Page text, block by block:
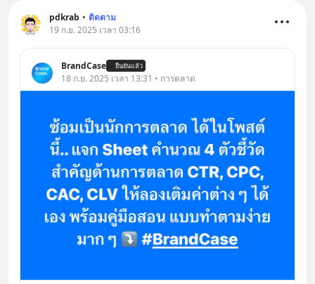
pdkrab • ติดตาม
19 ก.ย. 2025 เวลา 03:16
BrandCase ยืนยันแล้ว
18 ก.ย. 2025 เวลา 13:31 • การตลาด